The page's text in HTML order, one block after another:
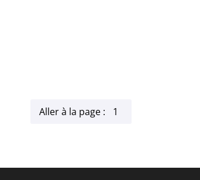
Aller à la page :